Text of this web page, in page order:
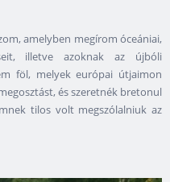
amelyben megírom óceániai,
illetve azoknak az újbóli
föl, melyek európai útjaimon
és szeretnék bretonul
tilos volt megszólalniuk az